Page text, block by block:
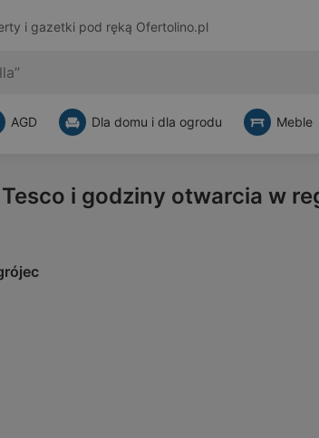
i gazetki pod ręką Ofertolino.pl
AGD Dla domu i dla ogrodu Meble
i godziny otwarcia w